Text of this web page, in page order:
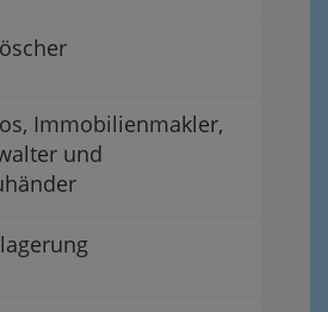
Immobilienmakler,
und